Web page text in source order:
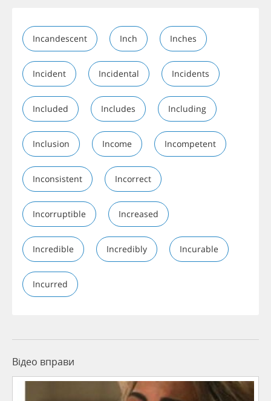
Incandescent Inch Inches
Incident Incidental Incidents
Included Includes Including
Inclusion Income Incompetent
Inconsistent Incorrect
Incorruptible Increased
Incredible Incredibly Incurable
Incurred
Відео вправи